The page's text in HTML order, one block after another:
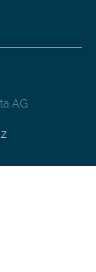
AG